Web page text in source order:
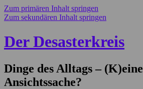
Zum primären Inhalt springen
Zum sekundären Inhalt springen
Der Desasterkreis
Dinge des Alltags – (K)eine
Ansichtssache?